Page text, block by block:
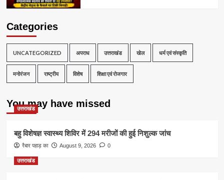
Categories
UNCATEGORIZED अपराध उत्तराखंड खेल धर्म एवं संस्कृति
मनोरंजन राष्ट्रीय विशेष शिक्षा एवं रोजगार
You may have missed
उत्तराखंड
बहु विशेषज्ञ स्वास्थ्य शिविर में 294 मरीजों की हुई निशुल्क जांच
रैबार पहाड़ का August 9, 2026 0
उत्तराखंड